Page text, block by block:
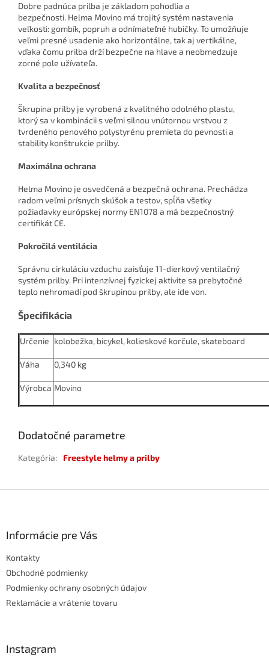
Dobre padnúca prilba je základom pohodlia a
bezpečnosti. Helma Movino má trojitý systém nastavenia
veľkosti: gombík, popruh a odnímateľné hubičky. To umožňuje
veľmi presné usadenie ako horizontálne, tak aj vertikálne,
vďaka čomu prilba drží bezpečne na hlave a neobmedzuje
zorné pole užívateľa.
Kvalita a bezpečnosť
Škrupina prilby je vyrobená z kvalitného odolného plastu,
ktorý sa v kombinácii s veľmi silnou vnútornou vrstvou z
tvrdeného penového polystyrénu premieta do pevnosti a
stability konštrukcie prilby.
Maximálna ochrana
Helma Movino je osvedčená a bezpečná ochrana. Prechádza
radom veľmi prísnych skúšok a testov, spĺňa všetky
požiadavky európskej normy EN1078 a má bezpečnostný
certifikát CE.
Pokročilá ventilácia
Správnu cirkuláciu vzduchu zaisťuje 11-dierkový ventilačný
systém prilby. Pri intenzívnej fyzickej aktivite sa prebytočné
teplo nehromadí pod škrupinou prilby, ale ide von.
Špecifikácia
Určenie kolobežka, bicykel, kolieskové korčule, skateboard
Váha 0,340 kg
Výrobca Movino
Dodatočné parametre
Kategória: Freestyle helmy a prilby
Informácie pre Vás
Kontakty
Obchodné podmienky
Podmienky ochrany osobných údajov
Reklamácie a vrátenie tovaru
Instagram